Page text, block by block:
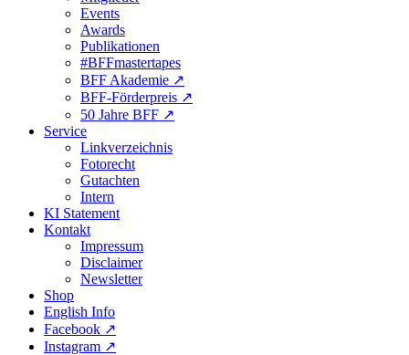
Events
Awards
Publikationen
#BFFmastertapes
BFF Akademie ↗︎
BFF-Förderpreis ↗︎
50 Jahre BFF ↗︎
Service
Linkverzeichnis
Fotorecht
Gutachten
Intern
KI Statement
Kontakt
Impressum
Disclaimer
Newsletter
Shop
English Info
Facebook ↗︎
Instagram ↗︎